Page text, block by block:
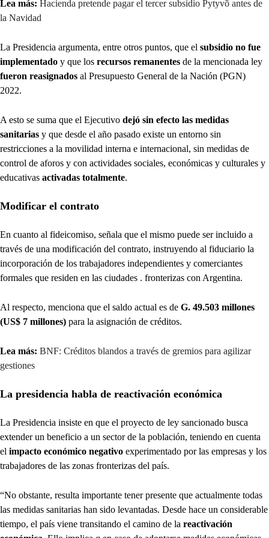
Lea más: Hacienda pretende pagar el tercer subsidio Pytyvõ antes de
la Navidad
La Presidencia argumenta, entre otros puntos, que el subsidio no fue
implementado y que los recursos remanentes de la mencionada ley
fueron reasignados al Presupuesto General de la Nación (PGN)
2022.
A esto se suma que el Ejecutivo dejó sin efecto las medidas
sanitarias y que desde el año pasado existe un entorno sin
restricciones a la movilidad interna e internacional, sin medidas de
control de aforos y con actividades sociales, económicas y culturales y
educativas activadas totalmente.
Modificar el contrato
En cuanto al fideicomiso, señala que el mismo puede ser incluido a
través de una modificación del contrato, instruyendo al fiduciario la
incorporación de los trabajadores independientes y comerciantes
formales que residen en las ciudades . fronterizas con Argentina.
Al respecto, menciona que el saldo actual es de G. 49.503 millones
(US$ 7 millones) para la asignación de créditos.
Lea más: BNF: Créditos blandos a través de gremios para agilizar
gestiones
La presidencia habla de reactivación económica
La Presidencia insiste en que el proyecto de ley sancionado busca
extender un beneficio a un sector de la población, teniendo en cuenta
el impacto económico negativo experimentado por las empresas y los
trabajadores de las zonas fronterizas del país.
“No obstante, resulta importante tener presente que actualmente todas
las medidas sanitarias han sido levantadas. Desde hace un considerable
tiempo, el país viene transitando el camino de la reactivación